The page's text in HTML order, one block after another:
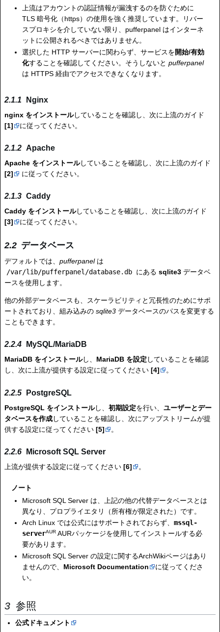
上流はアカウントの認証情報が漏洩するのを防ぐために
TLS 暗号化（https）の使用を強く推奨しています。リバー
スプロキシを介していない限り、pufferpanel はインターネ
ットに公開されるべきではありません。
選択した HTTP サーバーに関わらず、サービスを開始/有効
化することを確認してください。そうしないとpufferpanel
は HTTPS 経由でアクセスできなくなります。
Nginx
nginx をインストールしていることを確認し、次に上流のガイド
[1]
に従ってください。
Apache
Apache をインストールしていることを確認し、次に上流のガイド
[2]
に従ってください。
Caddy
Caddy をインストールしていることを確認し、次に上流のガイド
[3]
に従ってください。
データベース
デフォルトでは、 pufferpanelは
/var/lib/pufferpanel/database.db にあるsqlite3 データベ
ースを使用します。
他の外部データベースも、スケーラビリティと冗長性のためにサポ
ートされており、組み込みの sqlite3 データベースのパスを変更する
こともできます。
MySQL/MariaDB
MariaDB をインストールし、 MariaDB を設定 していることを確認
し、次に上流が提供する設定に従ってください [4] 。
PostgreSQL
PostgreSQL をインストールし、 初期設定を行い、 ユーザーとデー
タベースを作成していることを確認し、次にアップストリームが提
供する設定に従ってください [5] 。
Microsoft SQL Server
上流が提供する設定に従ってください [6] 。
ノート
Microsoft SQL Server は、上記の他の代替データベースとは
異なり、プロプライエタリ（所有権が限定された）です。
Arch Linux では公式にはサポートされておらず、mssql-
serverAUR AURパッケージを使用してインストールする必
要があります。
Microsoft SQL Server の設定に関するArchWikiページはあり
ませんので、 Microsoft Documentation
に従ってくださ
い。
参照
公式ドキュメント